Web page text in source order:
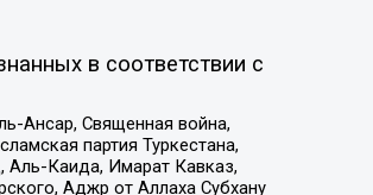
в соответствии с
Ансар, Священная война,
партия Туркестана,
Каида, Имарат Кавказ,
Аджр от Аллаха Субхану